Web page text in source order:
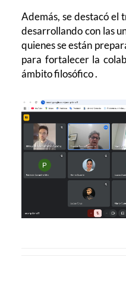
Además, se destacó el
desarrollando con las
quienes se están
para fortalecer la
ámbito filosófico .